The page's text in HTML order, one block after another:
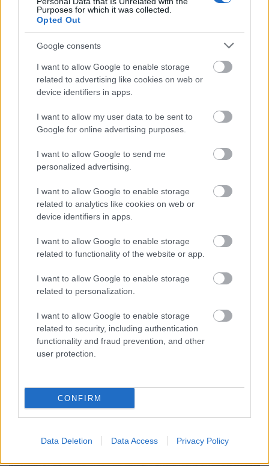
Purposes for which it was collected.
Opted Out
Google consents
I want to allow Google to enable storage
related to advertising like cookies on web or
device identifiers in apps.
I want to allow my user data to be sent to
Google for online advertising purposes.
I want to allow Google to send me
personalized advertising.
I want to allow Google to enable storage
related to analytics like cookies on web or
device identifiers in apps.
I want to allow Google to enable storage
related to functionality of the website or app.
I want to allow Google to enable storage
related to personalization.
I want to allow Google to enable storage
related to security, including authentication
functionality and fraud prevention, and other
user protection.
CONFIRM
Data Deletion Data Access Privacy Policy
getting hungry or thirsty in Rome)
drkuktart•2015. január 29.
Persze a cím korántsem fedi a bejegyzés minden
szegmensét, de valami elnevezést csak kellett adnom
neki. Kedves apropó, hogy drága Irenem a ...